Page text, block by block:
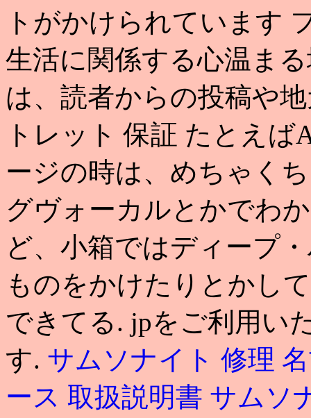
トがかけられています
生活に関係する心温ま
は、読者からの投稿や
トレット 保証 たとえ
ージの時は、めちゃく
グヴォーカルとかでわ
ど、小箱ではディープ
ものをかけたりとかし
できてる. jpをご利用い
す. サムソナイト 修理
ース 取扱説明書 サムソ